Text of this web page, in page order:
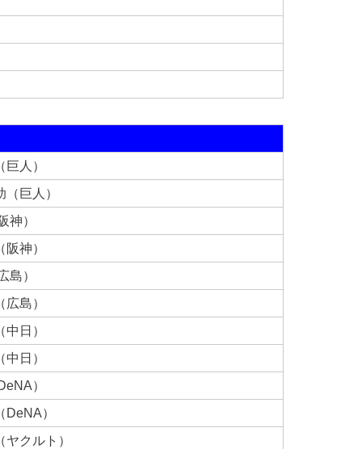
人）
（巨人）
神）
阪神）
島）
島）
日）
日）
）
DeNA）
ヤクルト）